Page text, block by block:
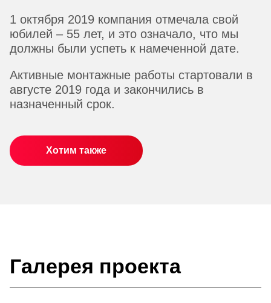
1 октября 2019 компания отмечала свой
юбилей – 55 лет, и это означало, что мы
должны были успеть к намеченной дате.
Активные монтажные работы стартовали в
августе 2019 года и закончились в
назначенный срок.
Хотим также
Галерея проекта